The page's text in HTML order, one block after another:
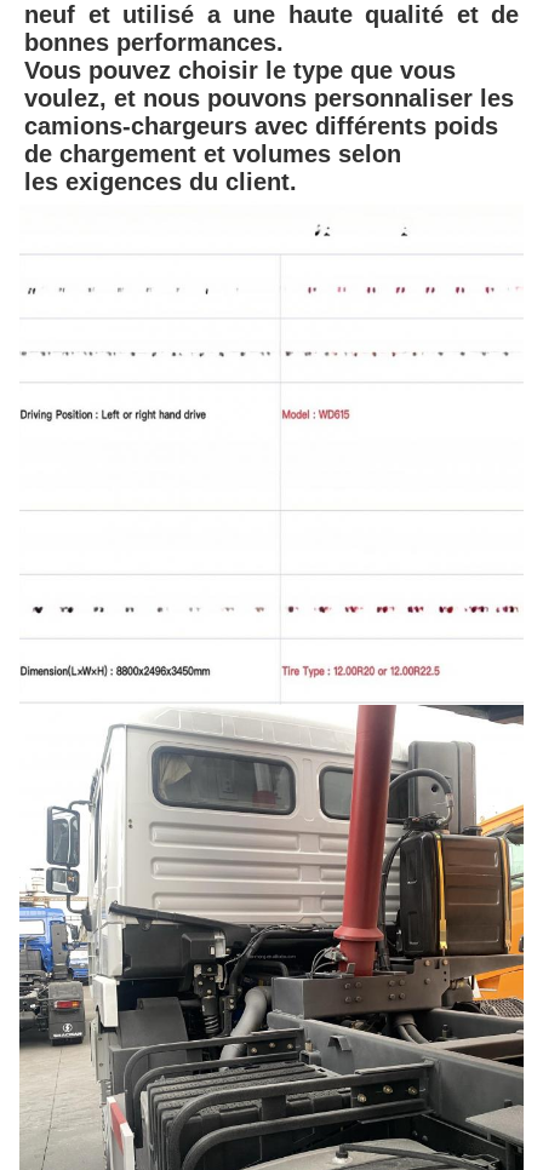
neuf et utilisé a une haute qualité et de
bonnes performances.
Vous pouvez choisir le type que vous
voulez, et nous pouvons personnaliser les
camions-chargeurs avec différents poids
de chargement et volumes selon
les exigences du client.